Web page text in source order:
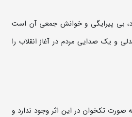
بی پیرایگی و خوانش جمعی آن است
و یک صدایی مردم در آغاز انقلاب را
تکخوان در این اثر وجود ندارد و